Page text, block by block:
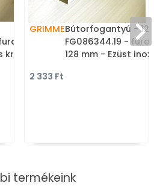
króm Cr
GRIMMEBútorfogantyú - 128
FG086344.19 -
128 mm - Ezüst inox
2 333 Ft
termékeink